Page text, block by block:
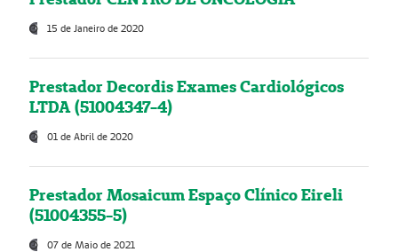
15 de Janeiro de 2020
Prestador Decordis Exames Cardiológicos
LTDA (51004347-4)
01 de Abril de 2020
Prestador Mosaicum Espaço Clínico Eireli
(51004355-5)
07 de Maio de 2021